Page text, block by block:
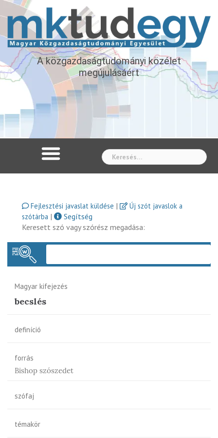
A közgazdaságtudományi közélet
megújulásáért
Fejlesztési javaslat küldése |
Új szót javaslok a
szótárba |
Segítség
Keresett szó vagy szórész megadása:
Magyar kifejezés
becslés
definíció
forrás
Bishop szószedet
szófaj
témakör